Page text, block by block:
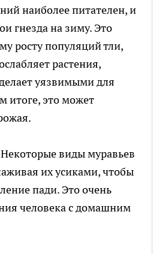
наиболее питателен, и
гнезда на зиму. Это
росту популяций тли,
растения,
уязвимыми для
итоге, это может
Некоторые виды муравьев
их усиками, чтобы
пади. Это очень
человека с домашним